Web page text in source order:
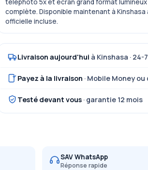
téléphoto 5x et écran grand format lumineux
complète. Disponible maintenant à
officielle incluse.
Livraison aujourd'hui à Kinshasa ·
Payez à la livraison · Mobile Money ou
Testé devant vous · garantie 12 mois
SAV WhatsApp
Réponse rapide